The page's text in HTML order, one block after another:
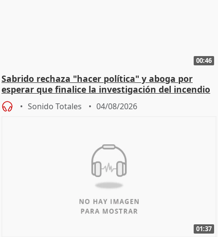
00:46
Sabrido rechaza "hacer política" y aboga por
esperar que finalice la investigación del incendio
Sonido Totales 04/08/2026
01:37